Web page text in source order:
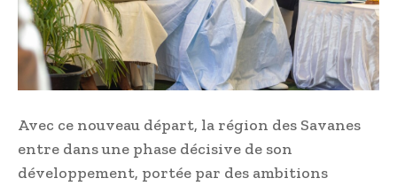
Avec ce nouveau départ, la région des Savanes
entre dans une phase décisive de son
développement, portée par des ambitions